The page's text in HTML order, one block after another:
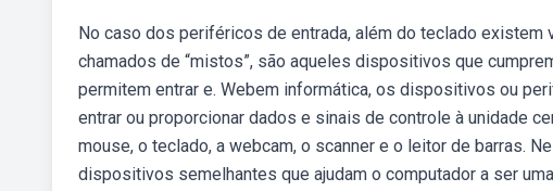
No caso dos periféricos de entrada, além do teclado
chamados de “mistos”, são aqueles dispositivos que
permitem entrar e. Webem informática, os dispositivos ou
entrar ou proporcionar dados e sinais de controle à unidade
mouse, o teclado, a webcam, o scanner e o leitor de barras.
dispositivos semelhantes que ajudam o computador a ser